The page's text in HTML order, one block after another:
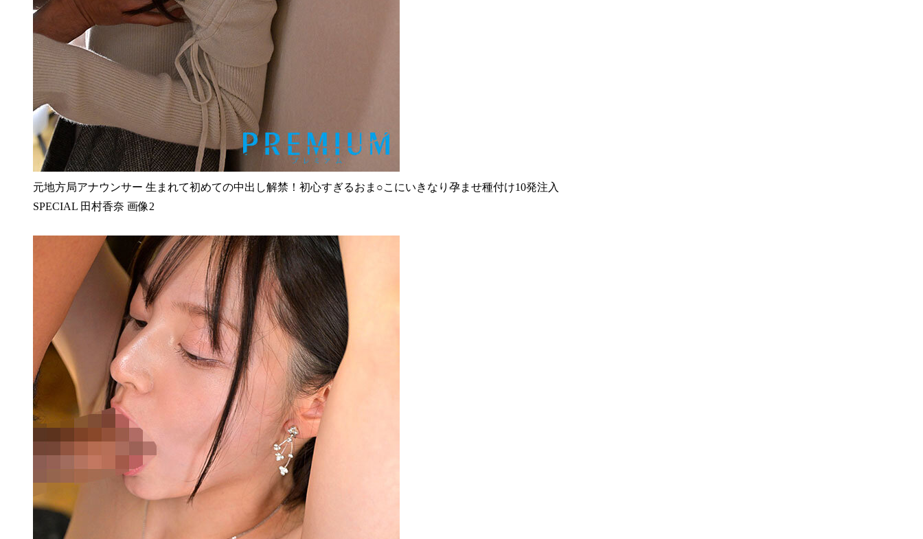
元地方局アナウンサー 生まれて初めての中出し解禁！初心すぎるおま○こにいきなり孕ませ種付け10発注入
SPECIAL 田村香奈 画像2